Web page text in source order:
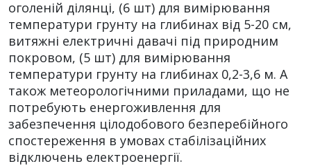
оголеній ділянці, (6 шт) для вимірювання
температури грунту на глибинах від 5-20 см,
витяжні електричні давачі під природним
покровом, (5 шт) для вимірювання
температури грунту на глибинах 0,2-3,6 м. А
також метеорологічними приладами, що не
потребують енергоживлення для
забезпечення цілодобового безперебійного
спостереження в умовах стабілізаційних
відключень електроенергії.